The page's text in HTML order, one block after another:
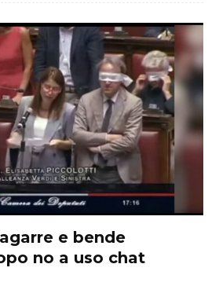
e bende
no a uso chat